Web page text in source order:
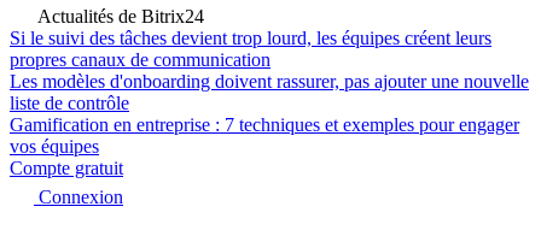
Actualités de Bitrix24
Si le suivi des tâches devient trop lourd, les équipes créent leurs
propres canaux de communication
Les modèles d'onboarding doivent rassurer, pas ajouter une nouvelle
liste de contrôle
Gamification en entreprise : 7 techniques et exemples pour engager
vos équipes
Compte gratuit
Connexion